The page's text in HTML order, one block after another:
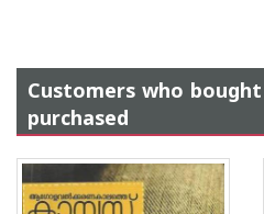
Customers who
purchased